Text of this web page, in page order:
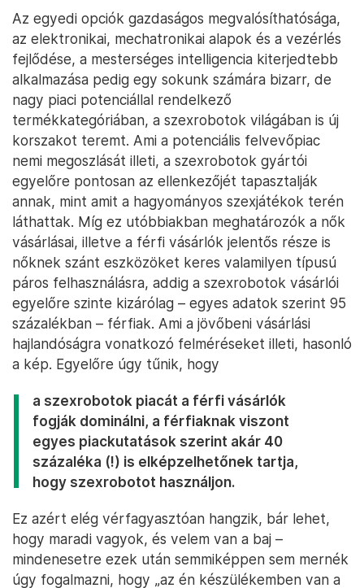
Az egyedi opciók gazdaságos megvalósíthatósága,
az elektronikai, mechatronikai alapok és a vezérlés
fejlődése, a mesterséges intelligencia kiterjedtebb
alkalmazása pedig egy sokunk számára bizarr, de
nagy piaci potenciállal rendelkező
termékkategóriában, a szexrobotok világában is új
korszakot teremt. Ami a potenciális felvevőpiac
nemi megoszlását illeti, a szexrobotok gyártói
egyelőre pontosan az ellenkezőjét tapasztalják
annak, mint amit a hagyományos szexjátékok terén
láthattak. Míg ez utóbbiakban meghatározók a nők
vásárlásai, illetve a férfi vásárlók jelentős része is
nőknek szánt eszközöket keres valamilyen típusú
páros felhasználásra, addig a szexrobotok vásárlói
egyelőre szinte kizárólag – egyes adatok szerint 95
százalékban – férfiak. Ami a jövőbeni vásárlási
hajlandóságra vonatkozó felméréseket illeti, hasonló
a kép. Egyelőre úgy tűnik, hogy
a szexrobotok piacát a férfi vásárlók
fogják dominálni, a férfiaknak viszont
egyes piackutatások szerint akár 40
százaléka (!) is elképzelhetőnek tartja,
hogy szexrobotot használjon.
Ez azért elég vérfagyasztóan hangzik, bár lehet,
hogy maradi vagyok, és velem van a baj –
mindenesetre ezek után semmiképpen sem mernék
úgy fogalmazni, hogy „az én készülékemben van a